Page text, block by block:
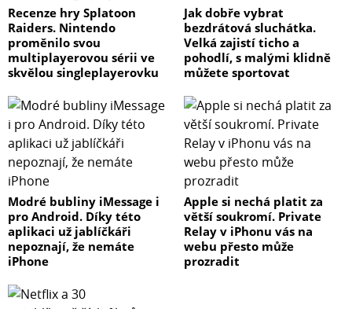
Recenze hry Splatoon
Raiders. Nintendo
proměnilo svou
multiplayerovou sérii ve
skvělou singleplayerovku
Jak dobře vybrat
bezdrátová sluchátka.
Velká zajistí ticho a
pohodlí, s malými klidně
můžete sportovat
Modré bubliny iMessage i
pro Android. Díky této
aplikaci už jablíčkáři
nepoznají, že nemáte
iPhone
Apple si nechá platit za
větší soukromí. Private
Relay v iPhonu vás na
webu přesto může
prozradit